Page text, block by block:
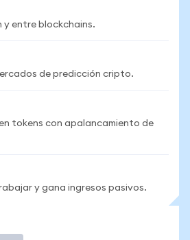
y entre blockchains.
de predicción cripto.
tokens con apalancamiento de
y gana ingresos pasivos.